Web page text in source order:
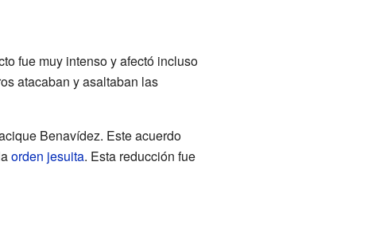
fue muy intenso y afectó incluso
atacaban y asaltaban las
Benavídez. Este acuerdo
orden jesuita. Esta reducción fue